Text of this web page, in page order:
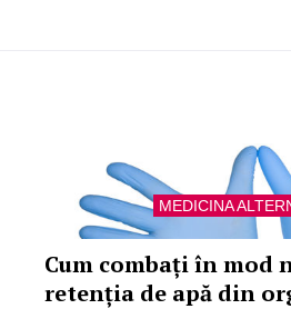
MEDICINA
Cum combați în mod
retenția de apă din